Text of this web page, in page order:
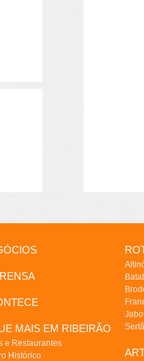
MAIS EM RIBEIRÃO
e Restaurantes
Histórico